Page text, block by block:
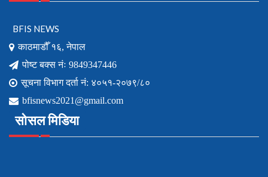
BFIS NEWS
काठमाडौँ १६, नेपाल
पोष्ट बक्स नंः 9849347446
सूचना विभाग दर्ता नं: ४०५१-२०७९/८०
bfisnews2021@gmail.com
सोसल मिडिया